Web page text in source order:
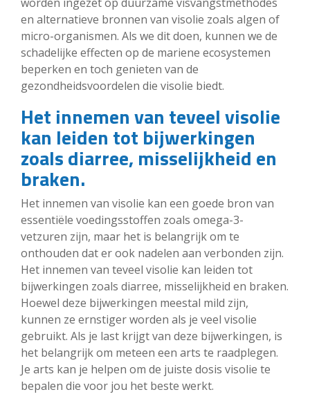
en alternatieve bronnen van visolie zoals algen of
micro-organismen. Als we dit doen, kunnen we de
schadelijke effecten op de mariene ecosystemen
beperken en toch genieten van de
gezondheidsvoordelen die visolie biedt.
Het innemen van teveel visolie
kan leiden tot bijwerkingen
zoals diarree, misselijkheid en
braken.
Het innemen van visolie kan een goede bron van
essentiële voedingsstoffen zoals omega-3-
vetzuren zijn, maar het is belangrijk om te
onthouden dat er ook nadelen aan verbonden zijn.
Het innemen van teveel visolie kan leiden tot
bijwerkingen zoals diarree, misselijkheid en braken.
Hoewel deze bijwerkingen meestal mild zijn,
kunnen ze ernstiger worden als je veel visolie
gebruikt. Als je last krijgt van deze bijwerkingen, is
het belangrijk om meteen een arts te raadplegen.
Je arts kan je helpen om de juiste dosis visolie te
bepalen die voor jou het beste werkt.